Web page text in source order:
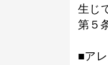
生じ
第５
■ア